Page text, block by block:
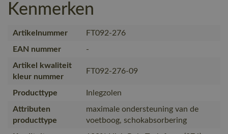
Kenmerken
Artikelnummer
FT092-276
EAN nummer
-
Artikel kwaliteit
kleur nummer
FT092-276-09
Producttype
Inlegzolen
Attributen
producttype
maximale ondersteuning van de
voetboog, schokabsorbering